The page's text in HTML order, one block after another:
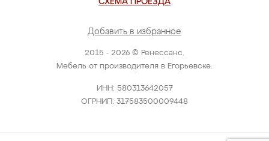
2015 - 2026 © Ренессанс.
Мебель от производителя в Егорьевске.
ИНН: 580313642057
ОГРНИП: 317583500009448
СХЕМА ПРОЕЗДА
Добавить в избранное